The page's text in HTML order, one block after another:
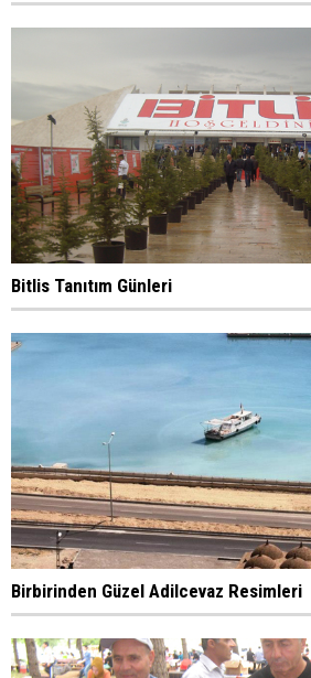
Bitlis Tanıtım Günleri
Birbirinden Güzel Adilcevaz Resimleri